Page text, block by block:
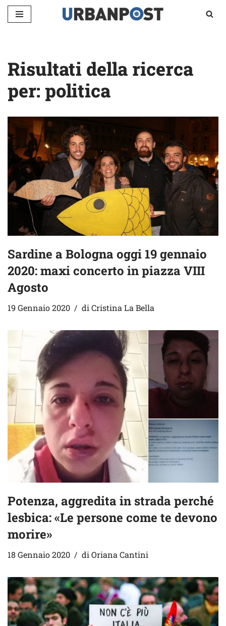
Risultati della ricerca
per: politica
Sardine a Bologna oggi 19 gennaio
2020: maxi concerto in piazza VIII
Agosto
19 Gennaio 2020 di Cristina La Bella
Potenza, aggredita in strada perché
lesbica: «Le persone come te devono
morire»
18 Gennaio 2020 diOriana Cantini